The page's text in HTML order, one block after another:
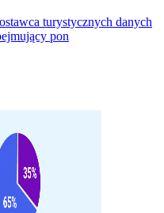
turystycznych danych
pon